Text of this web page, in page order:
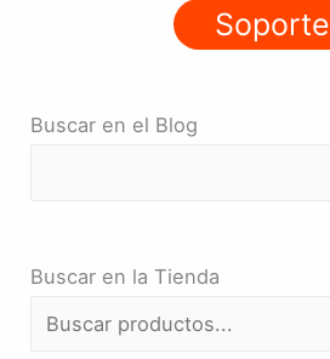
Soporte
Buscar en el Blog
Buscar en la Tienda